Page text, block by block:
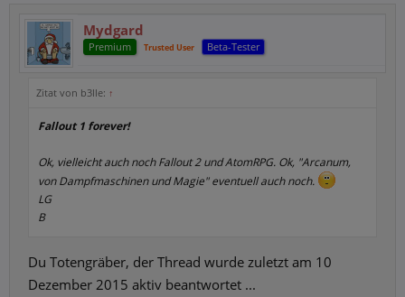
Mydgard
Premium Trusted User Beta-Tester
Zitat von b3lle: ↑
Fallout 1 forever!
Ok, vielleicht auch noch Fallout 2 und AtomRPG. Ok, "Arcanum,
von Dampfmaschinen und Magie" eventuell auch noch.
LG
B
Du Totengräber, der Thread wurde zuletzt am 10
Dezember 2015 aktiv beantwortet ...